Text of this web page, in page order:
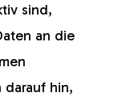
sind,
an die
hin,